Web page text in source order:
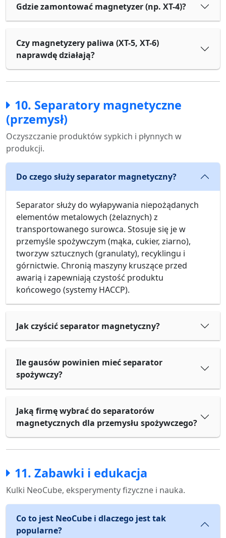
Gdzie zamontować magnetyzer (np. XT-4)?
Czy magnetyzery paliwa (XT-5, XT-6)
naprawdę działają?
10. Separatory magnetyczne
(przemysł)
Oczyszczanie produktów sypkich i płynnych w
produkcji.
Do czego służy separator magnetyczny?
Separator służy do wyłapywania niepożądanych
elementów metalowych (żelaznych) z
transportowanego surowca. Stosuje się je w
przemyśle spożywczym (mąka, cukier, ziarno),
tworzyw sztucznych (granulaty), recyklingu i
górnictwie. Chronią maszyny kruszące przed
awarią i zapewniają czystość produktu
końcowego (systemy HACCP).
Jak czyścić separator magnetyczny?
Ile gausów powinien mieć separator
spożywczy?
Jaką firmę wybrać do separatorów
magnetycznych dla przemysłu spożywczego?
11. Zabawki i edukacja
Kulki NeoCube, eksperymenty fizyczne i nauka.
Co to jest NeoCube i dlaczego jest tak
popularne?